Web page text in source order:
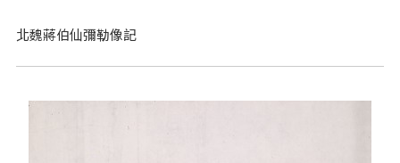
北魏蔣伯仙彌勒像記